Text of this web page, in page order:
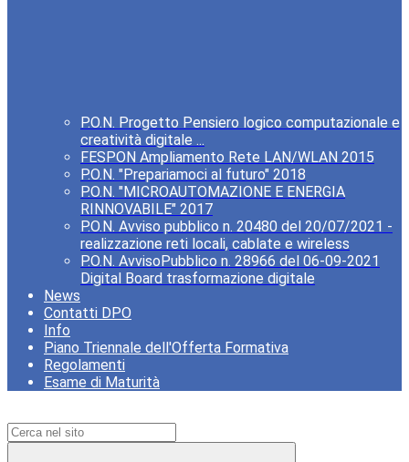
P.O.N. Progetto Pensiero logico computazionale e
creatività digitale ...
FESPON Ampliamento Rete LAN/WLAN 2015
P.O.N. "Prepariamoci al futuro" 2018
P.O.N. "MICROAUTOMAZIONE E ENERGIA
RINNOVABILE" 2017
P.O.N. Avviso pubblico n. 20480 del 20/07/2021 -
realizzazione reti locali, cablate e wireless
P.O.N. AvvisoPubblico n. 28966 del 06-09-2021
Digital Board trasformazione digitale
News
Contatti DPO
Info
Piano Triennale dell'Offerta Formativa
Regolamenti
Esame di Maturità